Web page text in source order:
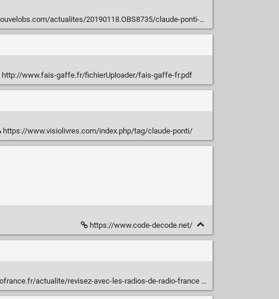
20190118.OBS8735/claude-ponti-nous-a-parle-des-monstres-ceux-de-ses-livres-et-les-autres.html
http://www.fais-gaffe.fr/fichierUploader/fais-gaffe-fr.pdf
https://www.visiolivres.com/index.php/tag/claude-ponti/
https://www.code-decode.net/
actualite/revisez-avec-les-radios-de-radio-france